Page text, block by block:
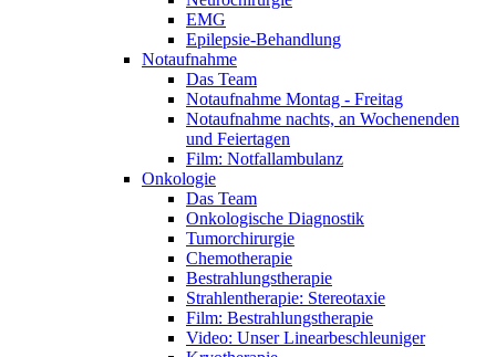
EMG
Epilepsie-Behandlung
Notaufnahme
Das Team
Notaufnahme Montag - Freitag
Notaufnahme nachts, an Wochenenden
und Feiertagen
Film: Notfallambulanz
Onkologie
Das Team
Onkologische Diagnostik
Tumorchirurgie
Chemotherapie
Bestrahlungstherapie
Strahlentherapie: Stereotaxie
Film: Bestrahlungstherapie
Video: Unser Linearbeschleuniger